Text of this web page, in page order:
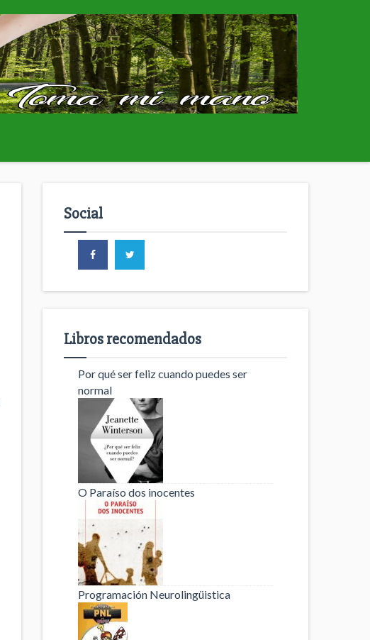
Social
Libros recomendados
Por qué ser feliz cuando puedes ser
normal
O Paraíso dos inocentes
Programación Neurolingüistica